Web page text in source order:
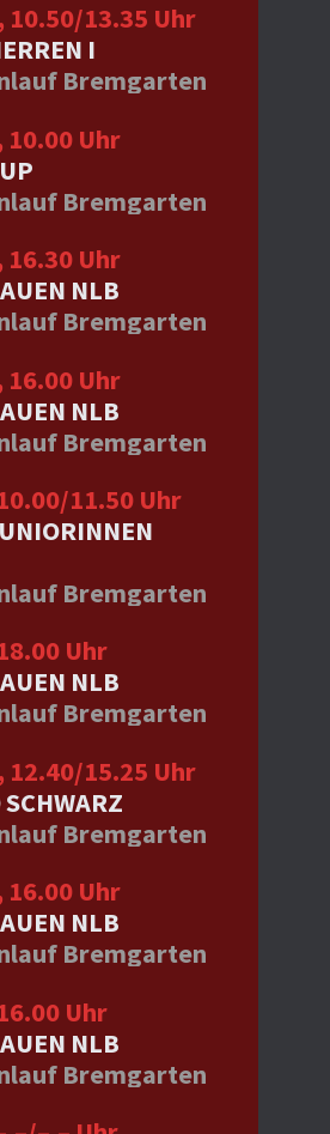
10.50/13.35 Uhr
I
Bremgarten
10.00 Uhr
Bremgarten
16.30 Uhr
NLB
Bremgarten
16.00 Uhr
NLB
Bremgarten
11.50 Uhr
Bremgarten
Uhr
NLB
Bremgarten
12.40/15.25 Uhr
Bremgarten
16.00 Uhr
NLB
Bremgarten
Uhr
NLB
Bremgarten